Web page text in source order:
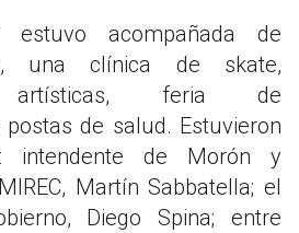
estuvo acompañada de
una clínica de skate,
artísticas, feria de
de salud. Estuvieron
intendente de Morón y
Martín Sabbatella; el
Diego Spina; entre